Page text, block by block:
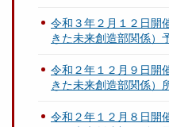
令和３年２月１２日
きた未来創造部関係）
令和２年１２月９日
きた未来創造部関係）
令和２年１２月８日